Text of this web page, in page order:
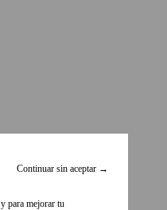
Continuar sin aceptar →
para mejorar tu